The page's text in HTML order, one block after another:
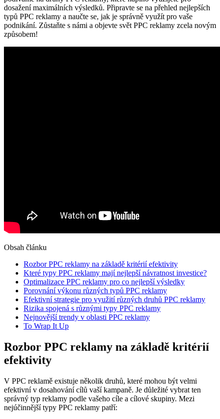
dosažení maximálních výsledků. Připravte se na přehled nejlepších
typů PPC reklamy a naučte se, jak je správně využít pro vaše
podnikání. Zůstaňte s námi a objevte svět PPC reklamy zcela novým
způsobem!
Obsah článku
Rozbor PPC reklamy na základě kritérií efektivity
Které typy PPC reklamy mají nejlepší návratnost investice?
Optimalizace PPC reklamy pro co nejlepší výsledky
Porovnání výkonu různých typů PPC reklamy
Efektivní strategie pro využití různých druhů PPC reklamy
Rizika spojená s různými typy PPC reklamy
Nejnovější trendy v oblasti PPC reklamy
To Wrap It Up
Rozbor PPC reklamy na základě kritérií
efektivity
V PPC reklamě existuje několik druhů, které mohou být velmi
efektivní v dosahování cílů vaší kampaně. Je důležité vybrat ten
správný typ reklamy podle vašeho cíle a cílové skupiny. Mezi
nejúčinnější typy PPC reklamy patří: